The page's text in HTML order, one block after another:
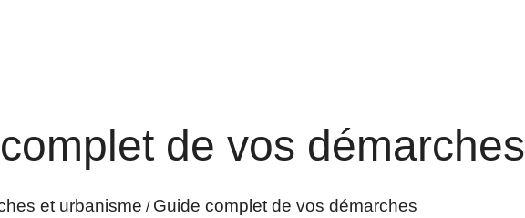
de vos démarches
et urbanisme / Guide complet de vos démarches